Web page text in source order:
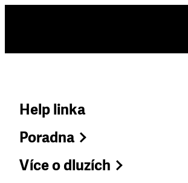
Help linka
Poradna
Více o dluzích